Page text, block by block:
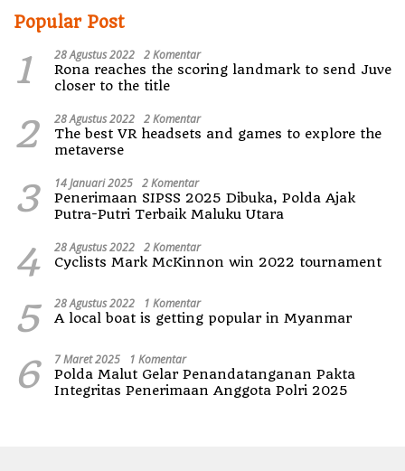
Popular Post
1 28 Agustus 2022 2 Komentar
Rona reaches the scoring landmark to send Juve
closer to the title
2 28 Agustus 2022 2 Komentar
The best VR headsets and games to explore the
metaverse
3 14 Januari 2025 2 Komentar
Penerimaan SIPSS 2025 Dibuka, Polda Ajak
Putra-Putri Terbaik Maluku Utara
4 28 Agustus 2022 2 Komentar
Cyclists Mark McKinnon win 2022 tournament
5 28 Agustus 2022 1 Komentar
A local boat is getting popular in Myanmar
6 7 Maret 2025 1 Komentar
Polda Malut Gelar Penandatanganan Pakta
Integritas Penerimaan Anggota Polri 2025